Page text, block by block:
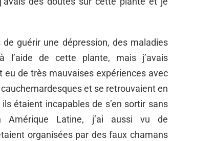
guérir une dépression, des maladies
l’aide de cette plante, mais j’avais
de très mauvaises expériences avec
et se retrouvaient en
étaient incapables de s’en sortir sans
Latine, j’ai aussi vu de
organisées par des faux chamans